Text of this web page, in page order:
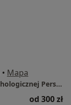
• Mapa
Centrum Pomocy Psychiatryczno-Psychologicznej Persona
od 300 zł